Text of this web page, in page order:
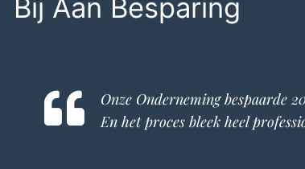
Bij Aan Besparing
Onze Onderneming bespaarde
En het proces bleek heel